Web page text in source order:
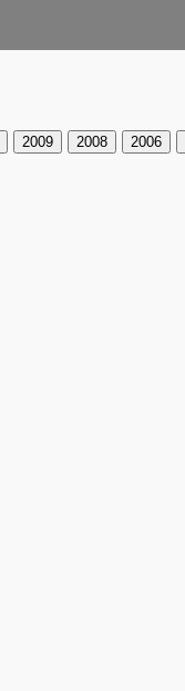
2009 2008 2006